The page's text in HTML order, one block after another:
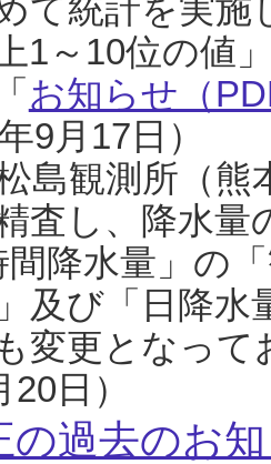
て統計を実
1～10位の値
お知らせ（
9月17日）
島観測所（熊
査し、降水
間降水量」の
及び「日降
変更となっ
20日）
の過去のお